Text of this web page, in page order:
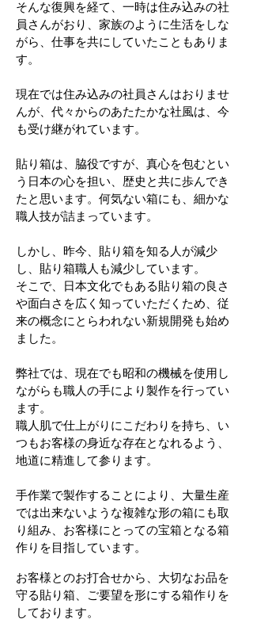
そんな復興を経て、一時は住み込みの社
員さんがおり、家族のように生活をしな
がら、仕事を共にしていたこともありま
す。
現在では住み込みの社員さんはおりませ
んが、代々からのあたたかな社風は、今
も受け継がれています。
貼り箱は、脇役ですが、真心を包むとい
う日本の心を担い、歴史と共に歩んでき
たと思います。何気ない箱にも、細かな
職人技が詰まっています。
しかし、昨今、貼り箱を知る人が減少
し、貼り箱職人も減少しています。
そこで、日本文化でもある貼り箱の良さ
や面白さを広く知っていただくため、従
来の概念にとらわれない新規開発も始め
ました。
弊社では、現在でも昭和の機械を使用し
ながらも職人の手により製作を行ってい
ます。
職人肌で仕上がりにこだわりを持ち、い
つもお客様の身近な存在となれるよう、
地道に精進して参ります。
手作業で製作することにより、大量生産
では出来ないような複雑な形の箱にも取
り組み、お客様にとっての宝箱となる箱
作りを目指しています。
お客様とのお打合せから、大切なお品を
守る貼り箱、ご要望を形にする箱作りを
しております。